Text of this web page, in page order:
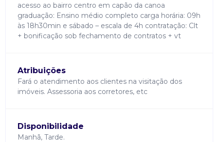
acesso ao bairro centro em capão da canoa
graduação: Ensino médio completo carga horária: 09h
às 18h30min e sábado – escala de 4h contratação: Clt
+ bonificação sob fechamento de contratos + vt
Atribuições
Fará o atendimento aos clientes na visitação dos
imóveis. Assessoria aos corretores, etc
Disponibilidade
Manhã, Tarde.